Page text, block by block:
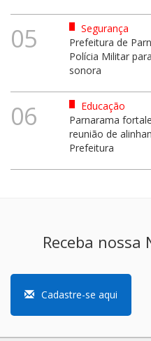
05
Segurança
Prefeitura de
Polícia Militar
sonora
06
Educação
Parnarama
reunião de
Prefeitura
Receba nossa
Cadastre-se aqui